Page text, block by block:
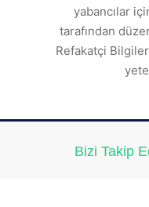
yabancılar
tarafından
Refakatçi
Bizi Takip